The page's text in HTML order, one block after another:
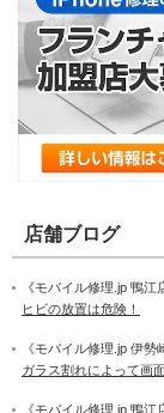
店舗ブログ
《モバイル修理.jp 鴨江
ヒビの放置は危険！
《モバイル修理.jp 伊勢
ガラス割れによって画
《モバイル修理.jp 鴨江